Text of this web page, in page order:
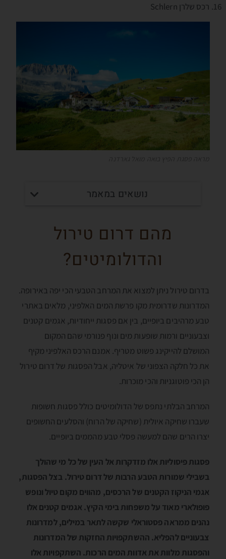
רכס שלרן Schlern
נושאים במאמר
מהם דרום טירול
והדולומיטים?
בדרום טירול ניתן למצוא את המרחב הטבעי הכי יפה באירופה.
המדרונות שדרומית מקו פרשת המים האלפיני, מלאים באתרי
טבע מרהיבים ביופיים, בין אם פסגות ייחודיות, אגמים קטנים
וצבעוניים ורמות שופעות מים ונוף פנורמי שהם המקום
המושלם להייקינג פשוט מטריף. אמנם הרכס האלפיני מקיף
את כל חלקה הצפוני של איטליה, אבל הפסגות של דרום טירול
הן הכי פוטוגניות והכי מוכרות.
המרחב הבלתי נתפס של הדולומיטים כולל פסגות חשופות
שעברו שחיקה איולית (שחיקה של הרוח) והסלעים החשופים
יצרו הרים שהם למעשה פסלי טבע מהממים ביופיים.
פסגות פיסוליות אלו מזדקרות אל העין של כל מי שהולך
בשבילי שמורות הטבע הרבות של דרום טירול. בצל הפסגות,
אגמי הניקוז הקטנים של הרכסים, מהווים מקום טיול ונופש
פופולארי מאוד על משפחות בימי הקיץ. אגמים קטנים אלו
נהנים ממראה פסטוראלי שקשה לתאר במילים, למדרונות
צבעוניים להפליא. ההשתקפויות החזקות של המדרונות
והפסגות מלוות את אדוות המים הרכות. השתקפויות אלו